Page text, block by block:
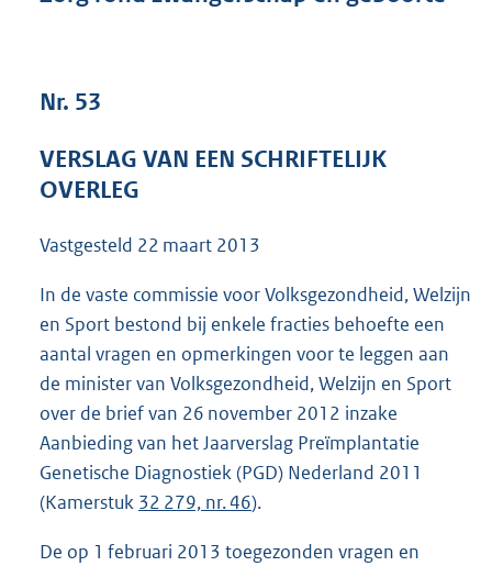
s
e
b
Nr. 53
VERSLAG VAN EEN SCHRIFTELIJK
OVERLEG
Vastgesteld 22 maart 2013
In de vaste commissie voor Volksgezondheid, Welzijn
en Sport bestond bij enkele fracties behoefte een
aantal vragen en opmerkingen voor te leggen aan
de minister van Volksgezondheid, Welzijn en Sport
over de brief van 26 november 2012 inzake
Aanbieding van het Jaarverslag Preïmplantatie
Genetische Diagnostiek (PGD) Nederland 2011
(Kamerstuk 32 279, nr. 46).
De op 1 februari 2013 toegezonden vragen en